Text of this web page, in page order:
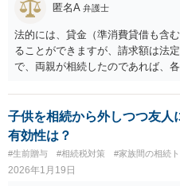
匿名A 弁護士
法的には、貸金（準消費貸借も含
ることができますが、請求額は法
で、両親が相続したのであれば、
の金額や残高の立証が問題になる
もの教育のために貯めていたお金
の明確な返済合意がなさそうです
である元夫の両親に任意で支払う
法的措置で解決せざるを得ない事
用対効果といった面について、弁
子供を相続から外しつつ友人
有効性は？
#生前贈与 #相続税対策 #家族間の相続
2026年1月19日